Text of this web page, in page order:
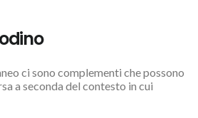
ci sono complementi che possono
a seconda del contesto in cui